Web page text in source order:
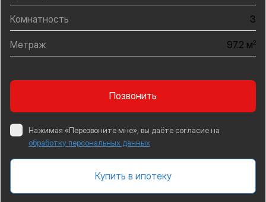
Комнатность 3
Метраж 97.2 м2
Позвонить
Нажимая «Перезвоните мне», вы даёте согласие на
обработку персональных данных
Купить в ипотеку